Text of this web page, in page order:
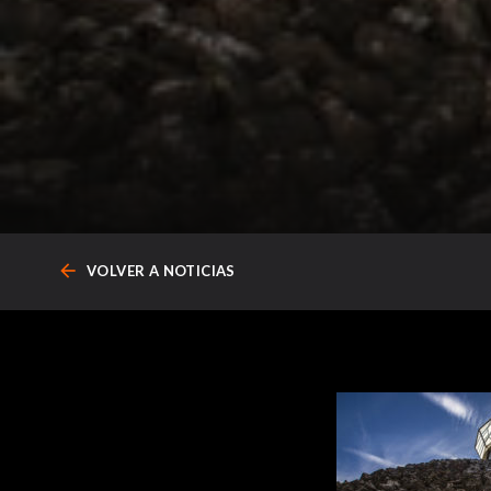
arrow_back VOLVER A NOTICIAS